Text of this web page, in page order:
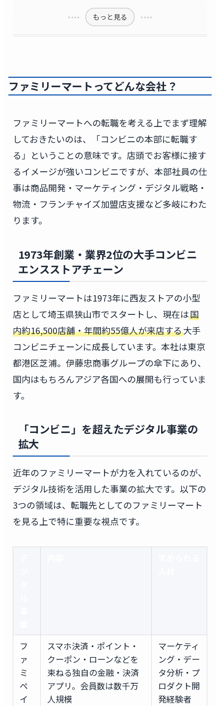
もっと見る
ファミリーマートってどんな会社？
ファミリーマートへの転職を考える上でまず理解
しておきたいのは、「コンビニの本部に転職す
る」ということの意味です。店頭でお客様に接す
るイメージが強いコンビニですが、本部社員の仕
事は商品開発・マーケティング・デジタル戦略・
物流・フランチャイズ加盟店支援など多岐にわた
ります。
1973年創業・業界2位の大手コンビニ
エンスストアチェーン
ファミリーマートは1973年に西友ストアの小型
店として埼玉県狭山市でスタートし、現在は国
内約16,500店舗・年間約55億人が来店する大手
コンビニチェーンに成長しています。本社は東京
都港区芝浦。伊藤忠商事グループの傘下にあり、
国内はもちろんアジア各国への展開も行っていま
す。
「コンビニ」を超えたデジタル事業の
拡大
近年のファミリーマートが力を入れているのが、
デジタル技術を活用した事業の拡大です。以下の
3つの領域は、転職先としてのファミリーマート
を見る上で特に重要な視点です。
フ
ァ
ミ
ペ
イ
スマホ決済・ポイント・
クーポン・ローンなどを
束ねる独自の金融・決済
アプリ。会員数は数千万
人規模
マーケティ
ング・デー
タ分析・プ
ロダクト開
発経験者